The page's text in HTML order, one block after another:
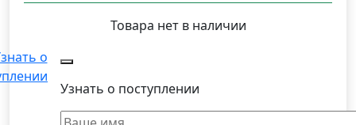
Товара нет в наличии
о
Узнать о поступлении